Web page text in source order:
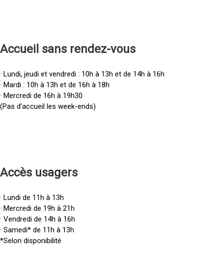
Accueil sans rendez-vous
· Lundi, jeudi et vendredi : 10h à 13h et de 14h à 16h
· Mardi : 10h à 13h et de 16h à 18h
· Mercredi de 16h à 19h30
(Pas d’accueil les week-ends)
Accès usagers
· Lundi de 11h à 13h
· Mercredi de 19h à 21h
· Vendredi de 14h à 16h
· Samedi* de 11h à 13h
*Selon disponibilité